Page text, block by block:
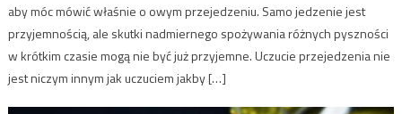
aby móc mówić właśnie o owym przejedzeniu. Samo jedzenie jest
przyjemnością, ale skutki nadmiernego spożywania różnych pyszności
w krótkim czasie mogą nie być już przyjemne. Uczucie przejedzenia nie
jest niczym innym jak uczuciem jakby […]